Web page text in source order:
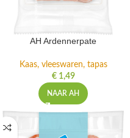
AH Ardennerpate
Kaas, vleeswaren, tapas
€1,49
NAAR AH